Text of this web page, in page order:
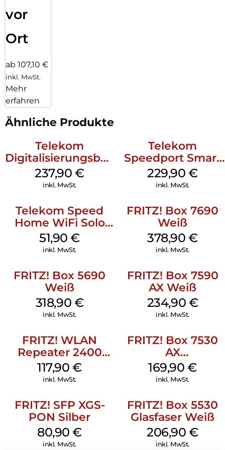
Kindersicherung, VPN, Auto-Update, MyFRITZ! und mehr.
vor
Ort
ab 107,10 €
inkl. MwSt.
Mehr
erfahren
Ähnliche Produkte
Telekom
Digitalisierungsbox
Smart 2
Telefonanlage und
237,90€
inkl. MwSt.
Telekom
Speedport Smart
4 R2 Schwarz
229,90€
inkl. MwSt.
Telekom Speed
Home WiFi Solo
refurbished Weiß
51,90€
inkl. MwSt.
FRITZ! Box 7690
Weiß
378,90€
inkl. MwSt.
FRITZ! Box 5690
Weiß
318,90 €
inkl. MwSt.
FRITZ! Box 7590
AX Weiß
234,90 €
inkl. MwSt.
FRITZ! WLAN
Repeater 2400
Weiß
117,90€
inkl. MwSt.
FRITZ! Box 7530
AX
Weiß
169,90€
inkl. MwSt.
FRITZ! SFP XGS-
PON Silber
80,90€
inkl. MwSt.
FRITZ! Box 5530
Glasfaser Weiß
206,90€
inkl. MwSt.